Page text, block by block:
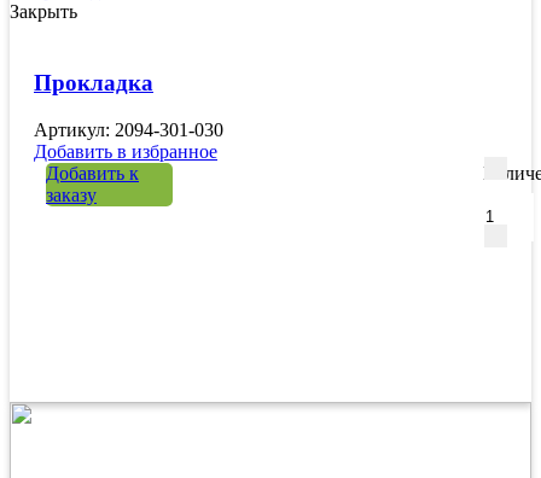
Закрыть
Прокладка
Артикул: 2094-301-030
Добавить в избранное
Добавить к
заказу